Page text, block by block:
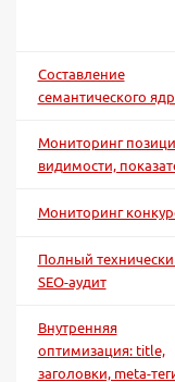
Составление
семантического
Мониторинг
видимости,
Мониторинг
Полный
SEO-аудит
Внутренняя
оптимизация: title,
заголовки, meta-